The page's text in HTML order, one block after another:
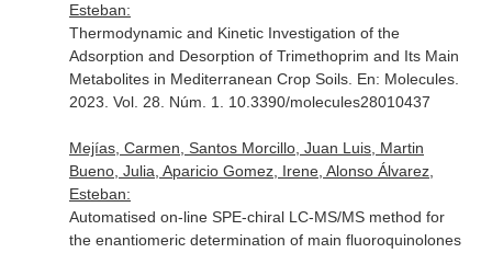
Esteban:
Thermodynamic and Kinetic Investigation of the
Adsorption and Desorption of Trimethoprim and Its Main
Metabolites in Mediterranean Crop Soils. En: Molecules.
2023. Vol. 28. Núm. 1. 10.3390/molecules28010437
Mejías, Carmen, Santos Morcillo, Juan Luis, Martin
Bueno, Julia, Aparicio Gomez, Irene, Alonso Álvarez,
Esteban:
Automatised on-line SPE-chiral LC-MS/MS method for
the enantiomeric determination of main fluoroquinolones